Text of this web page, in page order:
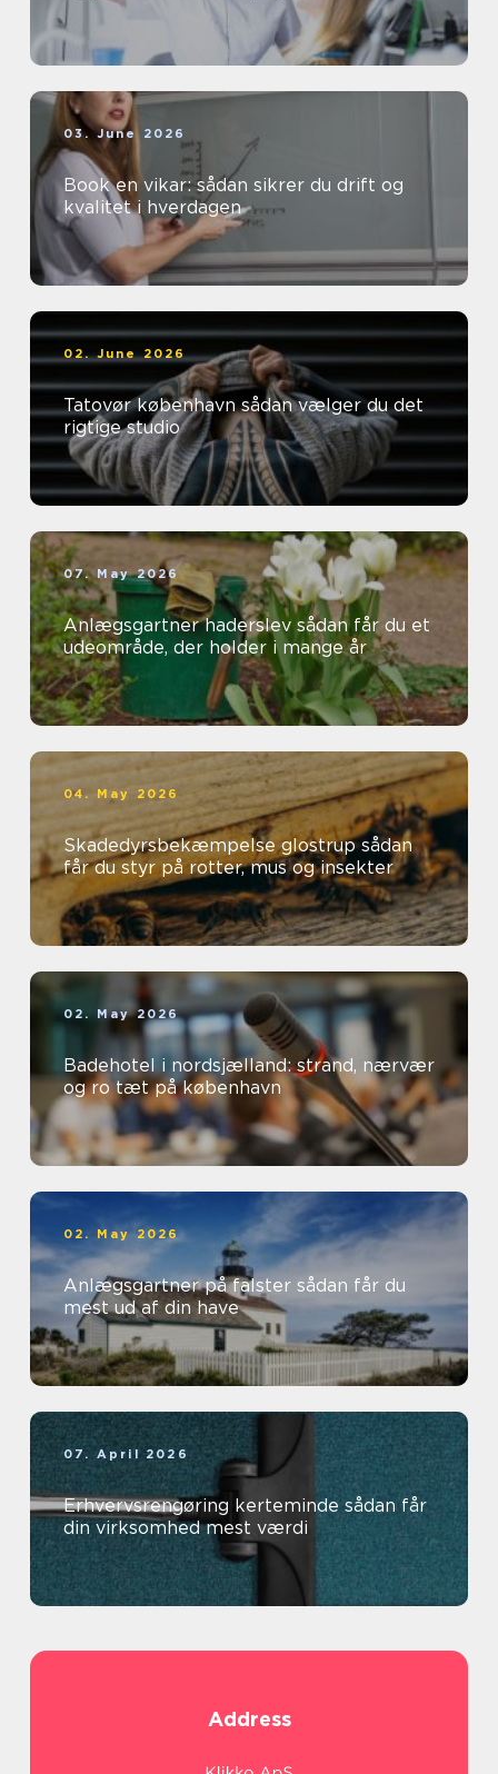
03. June 2026
Book en vikar: sådan sikrer du drift og
kvalitet i hverdagen
02. June 2026
Tatovør københavn sådan vælger du det
rigtige studio
07. May 2026
Anlægsgartner haderslev sådan får du et
udeområde, der holder i mange år
04. May 2026
Skadedyrsbekæmpelse glostrup sådan
får du styr på rotter, mus og insekter
02. May 2026
Badehotel i nordsjælland: strand, nærvær
og ro tæt på københavn
02. May 2026
Anlægsgartner på falster sådan får du
mest ud af din have
07. April 2026
Erhvervsrengøring kerteminde sådan får
din virksomhed mest værdi
Address